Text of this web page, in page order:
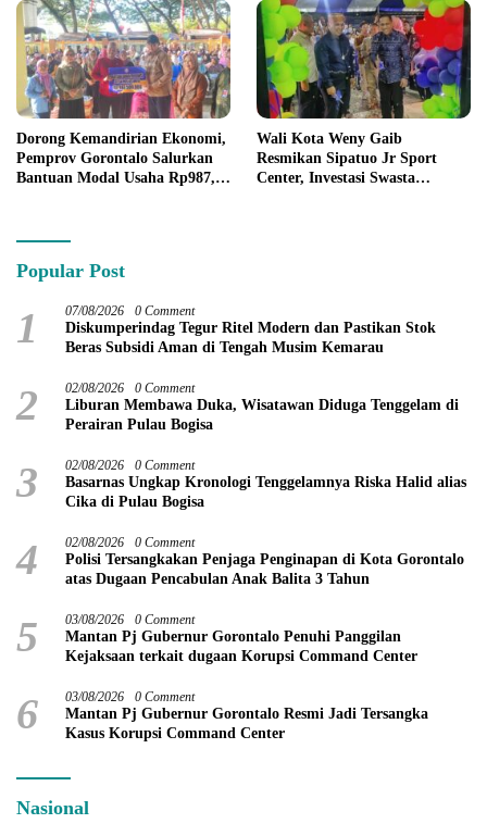
Dorong Kemandirian Ekonomi,
Pemprov Gorontalo Salurkan
Bantuan Modal Usaha Rp987,5
Wali Kota Weny Gaib
Resmikan Sipatuo Jr Sport
Center, Investasi Swasta
Popular Post
1 07/08/2026 0 Comment
Diskumperindag Tegur Ritel Modern dan Pastikan Stok
Beras Subsidi Aman di Tengah Musim Kemarau
2 02/08/2026 0 Comment
Liburan Membawa Duka, Wisatawan Diduga Tenggelam di
Perairan Pulau Bogisa
3 02/08/2026 0 Comment
Basarnas Ungkap Kronologi Tenggelamnya Riska Halid alias
Cika di Pulau Bogisa
4 02/08/2026 0 Comment
Polisi Tersangkakan Penjaga Penginapan di Kota Gorontalo
atas Dugaan Pencabulan Anak Balita 3 Tahun
5 03/08/2026 0 Comment
Mantan Pj Gubernur Gorontalo Penuhi Panggilan
Kejaksaan terkait dugaan Korupsi Command Center
6 03/08/2026 0 Comment
Mantan Pj Gubernur Gorontalo Resmi Jadi Tersangka
Kasus Korupsi Command Center
Nasional